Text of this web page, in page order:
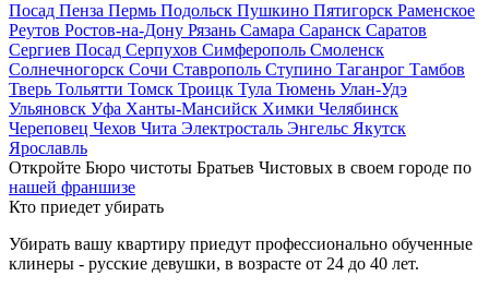
Посад Пенза Пермь Подольск Пушкино Пятигорск Раменское
Реутов Ростов-на-Дону Рязань Самара Саранск Саратов
Сергиев Посад Серпухов Симферополь Смоленск
Солнечногорск Сочи Ставрополь Ступино Таганрог Тамбов
Тверь Тольятти Томск Троицк Тула Тюмень Улан-Удэ
Ульяновск Уфа Ханты-Мансийск Химки Челябинск
Череповец Чехов Чита Электросталь Энгельс Якутск
Ярославль
Откройте Бюро чистоты Братьев Чистовых в своем городе по
нашей франшизе
Кто приедет убирать
Убирать вашу квартиру приедут профессионально обученные
клинеры - русские девушки, в возрасте от 24 до 40 лет.